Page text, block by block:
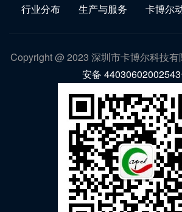
行业分布
生产与服务 卡博尔
Copyright @ 2023 深圳市卡博尔科技有
安备